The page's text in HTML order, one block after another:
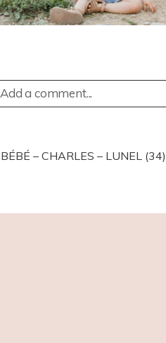
Add a comment...
BÉBÉ – CHARLES – LUNEL (34)